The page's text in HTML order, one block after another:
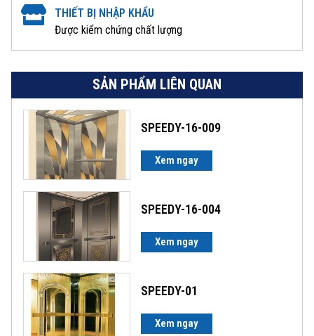
THIẾT BỊ NHẬP KHẨU
Được kiểm chứng chất lượng
SẢN PHẨM LIÊN QUAN
SPEEDY-16-009
Xem ngay
SPEEDY-16-004
Xem ngay
SPEEDY-01
Xem ngay